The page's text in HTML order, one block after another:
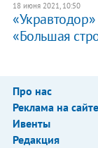
18 июня 2021, 10:50
«Большая
Про нас
Реклама на сайте
Ивенты
Редакция